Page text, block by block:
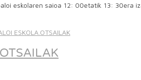
eskolaren saioa 12: 00etatik 13: 30era